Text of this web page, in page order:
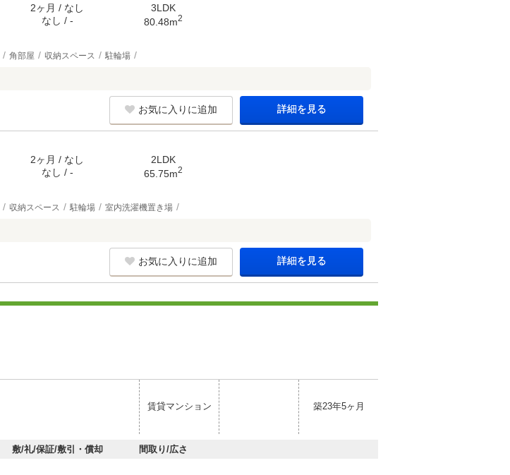
2ヶ月 / なし
なし / -
3LDK
80.48m2
角部屋 収納スペース 駐輪場
お気に入りに追加 詳細を見る
2ヶ月 / なし
なし / -
2LDK
65.75m2
収納スペース 駐輪場 室内洗濯機置き場
お気に入りに追加 詳細を見る
賃貸マンション 築23年5ヶ月
敷/礼/保証/敷引・償却 間取り/広さ